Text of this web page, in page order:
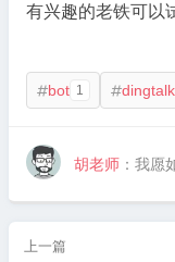
有兴趣的老铁可以
bot 1 dingtalk
胡老师 ：我愿
上一篇